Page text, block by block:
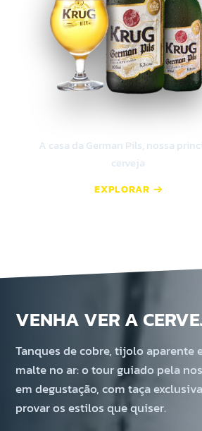
KRUG
A casa da German Pils, nossa
cerveja
EXPLORAR
VENHA VER A
Tanques de cobre, tijolo aparente
malte no ar: o tour guiado pela
em degustação, com taça
provar os estilos que quiser.